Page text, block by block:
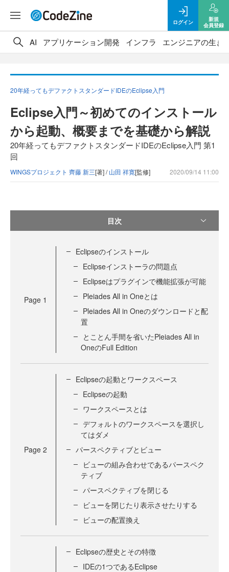
ログイン
新規
会員登録
AI アプリケーション開発 インフラ エンジニアの生き
20年経ってもデファクトスタンダードIDEのEclipse入門
Eclipse入門～初めてのインストール
から起動、概要までを基礎から解説
20年経ってもデファクトスタンダードIDEのEclipse入門 第1
回
WINGSプロジェクト 齊藤 新三[著] /山田 祥寛[監修] 2020/09/14 11:00
目次
Page 1
Eclipseのインストール
Eclipseインストーラの問題点
Eclipseはプラグインで機能拡張が可能
Pleiades All in Oneとは
Pleiades All in Oneのダウンロードと配
置
とことん手間を省いたPleiades All in
OneのFull Edition
Page 2
Eclipseの起動とワークスペース
Eclipseの起動
ワークスペースとは
デフォルトのワークスペースを選択し
てはダメ
パースペクティブとビュー
ビューの組み合わせであるパースペク
ティブ
パースペクティブを閉じる
ビューを閉じたり表示させたりする
ビューの配置換え
Eclipseの歴史とその特徴
IDEの1つであるEclipse